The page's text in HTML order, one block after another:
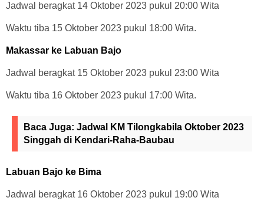
Jadwal beragkat 14 Oktober 2023 pukul 20:00 Wita
Waktu tiba 15 Oktober 2023 pukul 18:00 Wita.
Makassar ke Labuan Bajo
Jadwal beragkat 15 Oktober 2023 pukul 23:00 Wita
Waktu tiba 16 Oktober 2023 pukul 17:00 Wita.
Baca Juga: Jadwal KM Tilongkabila Oktober 2023
Singgah di Kendari-Raha-Baubau
Labuan Bajo ke Bima
Jadwal beragkat 16 Oktober 2023 pukul 19:00 Wita